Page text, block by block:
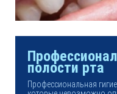
полости рта
Профессиональная